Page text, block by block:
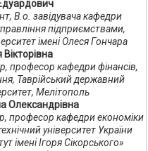
В.о. завідувача кафедри
підприємствами,
імені Олеся Гончара
професор кафедри фінансів,
Таврійський державний
Мелітополь
Олександрівна
професор кафедри економіки
університет України
імені Ігоря Сікорського»